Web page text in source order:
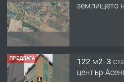
землището
ПРЕДЛАГА
122 м2- 3
център